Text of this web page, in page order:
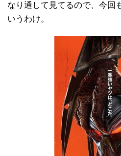
なり通して見てるので、今回
いうわけ。